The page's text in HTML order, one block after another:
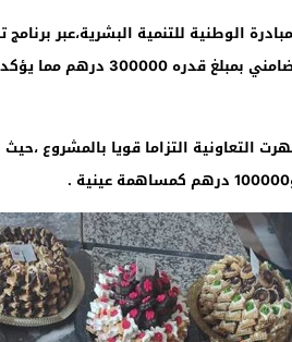
الوطنية للتنمية البشرية،عبر
الاجتماعي والتضامني